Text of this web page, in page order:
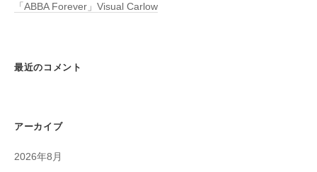
「ABBA Forever」Visual Carlow
最近のコメント
アーカイブ
2026年8月